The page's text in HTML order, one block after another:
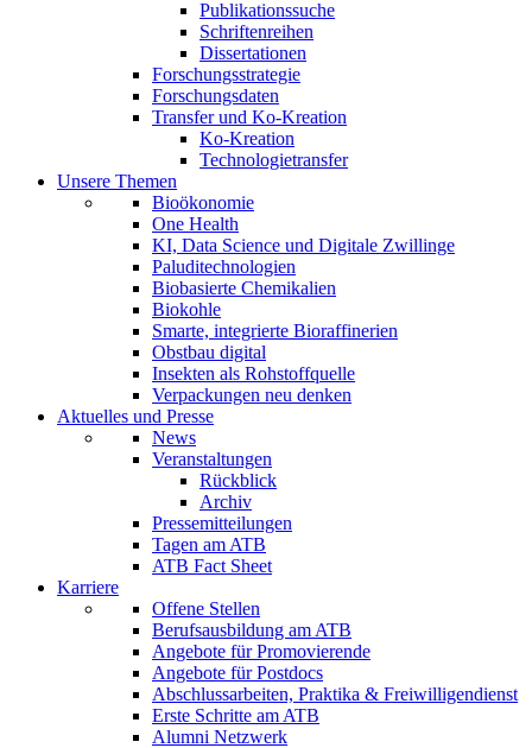
Publikationssuche
Schriftenreihen
Dissertationen
Forschungsstrategie
Forschungsdaten
Transfer und Ko-Kreation
Ko-Kreation
Technologietransfer
Unsere Themen
Bioökonomie
One Health
KI, Data Science und Digitale Zwillinge
Paluditechnologien
Biobasierte Chemikalien
Biokohle
Smarte, integrierte Bioraffinerien
Obstbau digital
Insekten als Rohstoffquelle
Verpackungen neu denken
Aktuelles und Presse
News
Veranstaltungen
Rückblick
Archiv
Pressemitteilungen
Tagen am ATB
ATB Fact Sheet
Karriere
Offene Stellen
Berufsausbildung am ATB
Angebote für Promovierende
Angebote für Postdocs
Abschlussarbeiten, Praktika & Freiwilligendienst
Erste Schritte am ATB
Alumni Netzwerk